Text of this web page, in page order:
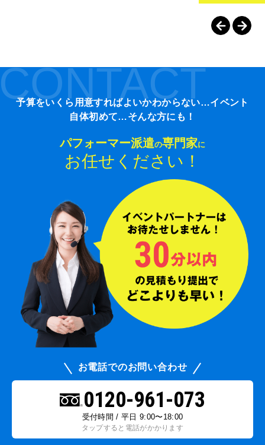
予算をいくら用意すればよいかわからない…イベント
自体初めて…そんな方にも！
パフォーマー派遣の専門家に
お任せください！
お電話でのお問い合わせ
0120-961-073
受付時間 / 平日 9:00〜18:00
タップすると電話がかかります